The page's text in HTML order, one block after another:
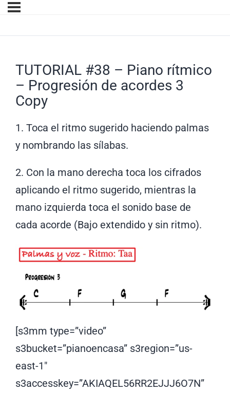
TUTORIAL #38 – Piano rítmico
– Progresión de acordes 3
Copy
1. Toca el ritmo sugerido haciendo palmas
y nombrando las sílabas.
2. Con la mano derecha toca los cifrados
aplicando el ritmo sugerido, mientras la
mano izquierda toca el sonido base de
cada acorde (Bajo extendido y sin ritmo).
[s3mm type=”video”
s3bucket=”pianoencasa” s3region=”us-
east-1″
s3accesskey=”AKIAQEL56RR2EJJJ6O7N”